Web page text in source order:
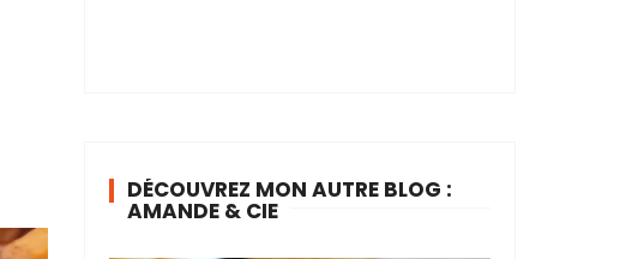
DÉCOUVREZ MON AUTRE BLOG :
AMANDE & CIE